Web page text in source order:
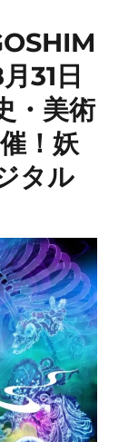
31日
・美術
！妖
タル